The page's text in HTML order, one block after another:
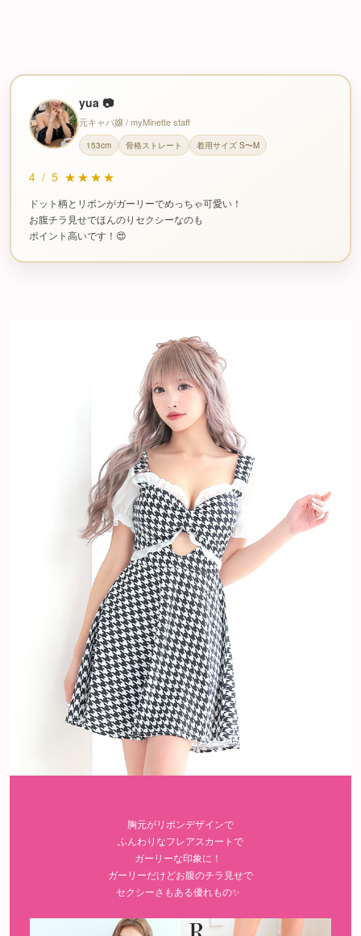
yua 📷
元キャバ嬢 / myMinette staff
153cm 骨格ストレート 着用サイズ S〜M
4 / 5 ★★★★
ドット柄とリボンがガーリーでめっちゃ可愛い！
お腹チラ見せでほんのりセクシーなのも
ポイント高いです！😍
胸元がリボンデザインで
ふんわりなフレアスカートで
ガーリーな印象に！
ガーリーだけどお腹のチラ見せで
セクシーさもある優れもの✨